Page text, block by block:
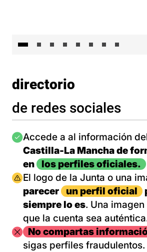
directorio
de redes sociales
Imagen
Accede a al información
Castilla-La Mancha de
en
los perfiles oficiales.
Imagen
El logo de la Junta o una
parecer
un perfil oficial
siempre lo es. Una
que la cuenta sea
ImagenNo compartas
sigas perfiles fraudulentos.